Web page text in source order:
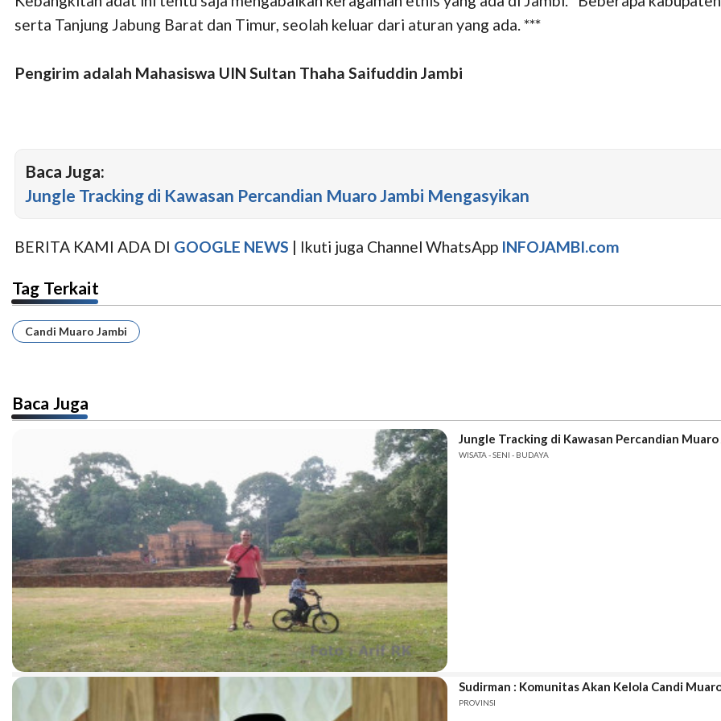
serta Tanjung Jabung Barat dan Timur, seolah keluar dari aturan yang ada. ***
Pengirim adalah Mahasiswa UIN Sultan Thaha Saifuddin Jambi
Baca Juga:
Jungle Tracking di Kawasan Percandian Muaro Jambi Mengasyikan
BERITA KAMI ADA DI GOOGLE NEWS | Ikuti juga Channel WhatsApp INFOJAMBI.com
Tag Terkait
Candi Muaro Jambi
Baca Juga
Jungle Tracking di Kawasan Percandian
WISATA - SENI - BUDAYA
Sudirman : Komunitas Akan Kelola Candi
PROVINSI